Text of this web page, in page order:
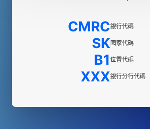
CMRC銀行代碼
SK國家代碼
B1 位置代碼
XXX銀行分行代碼